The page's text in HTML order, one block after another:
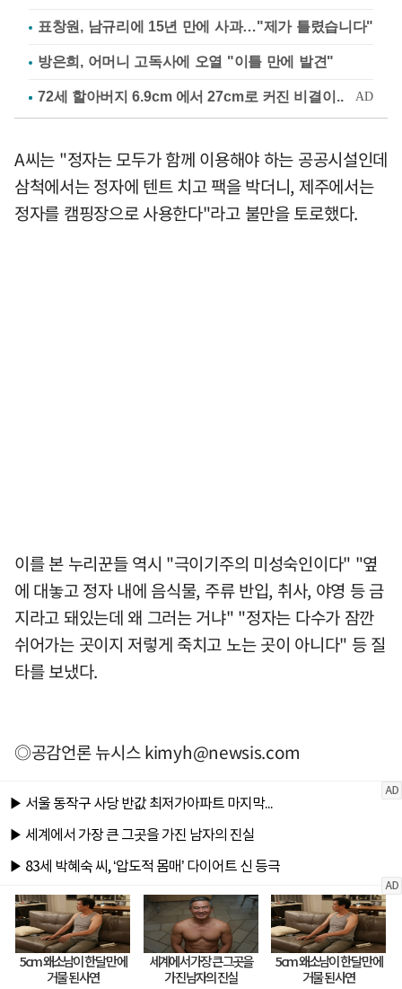
표창원, 남규리에 15년 만에 사과…"제가 틀렸습니다"
방은희, 어머니 고독사에 오열 "이틀 만에 발견"
A씨는 "정자는 모두가 함께 이용해야 하는 공공시설인데
삼척에서는 정자에 텐트 치고 팩을 박더니, 제주에서는
정자를 캠핑장으로 사용한다"라고 불만을 토로했다.
이를 본 누리꾼들 역시 "극이기주의 미성숙인이다" "옆
에 대놓고 정자 내에 음식물, 주류 반입, 취사, 야영 등 금
지라고 돼있는데 왜 그러는 거냐" "정자는 다수가 잠깐
쉬어가는 곳이지 저렇게 죽치고 노는 곳이 아니다" 등 질
타를 보냈다.
◎공감언론 뉴시스kimyh@newsis.com